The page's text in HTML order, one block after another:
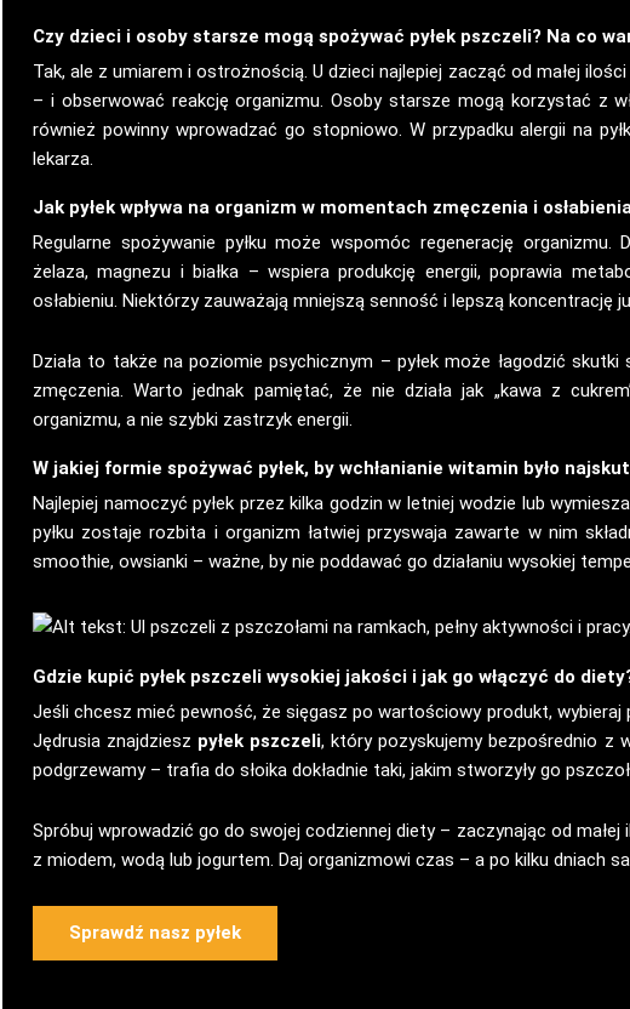
Czy dzieci i osoby starsze mogą spożywać pyłek pszczeli? Na co
Tak, ale z umiarem i ostrożnością. U dzieci najlepiej zacząć od małej
– i obserwować reakcję organizmu. Osoby starsze mogą korzystać z
również powinny wprowadzać go stopniowo. W przypadku alergii na
lekarza.
Jak pyłek wpływa na organizm w momentach zmęczenia i
Regularne spożywanie pyłku może wspomóc regenerację
żelaza, magnezu i białka – wspiera produkcję energii, poprawia
osłabieniu. Niektórzy zauważają mniejszą senność i lepszą koncentrację
Działa to także na poziomie psychicznym – pyłek może łagodzić skutki
zmęczenia. Warto jednak pamiętać, że nie działa jak „kawa z
organizmu, a nie szybki zastrzyk energii.
W jakiej formie spożywać pyłek, by wchłanianie witamin było
Najlepiej namoczyć pyłek przez kilka godzin w letniej wodzie lub
pyłku zostaje rozbita i organizm łatwiej przyswaja zawarte w nim
smoothie, owsianki – ważne, by nie poddawać go działaniu wysokiej
Gdzie kupić pyłek pszczeli wysokiej jakości i jak go włączyć do
Jeśli chcesz mieć pewność, że sięgasz po wartościowy produkt, wybieraj
Jędrusia znajdziesz pyłek pszczeli, który pozyskujemy bezpośrednio z
podgrzewamy – trafia do słoika dokładnie taki, jakim stworzyły go
Spróbuj wprowadzić go do swojej codziennej diety – zaczynając od małej
z miodem, wodą lub jogurtem. Daj organizmowi czas – a po kilku dniach
Sprawdź nasz pyłek